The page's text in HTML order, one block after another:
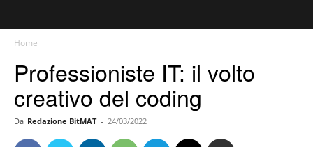
Home
Professioniste IT: il volto
creativo del coding
Da Redazione BitMAT - 24/03/2022